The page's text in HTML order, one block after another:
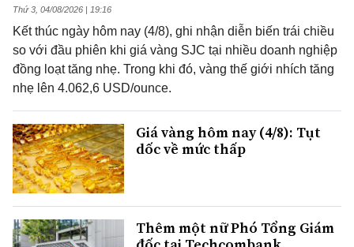
Thứ 3, 04/08/2026 | 19:16
Kết thúc ngày hôm nay (4/8), ghi nhận diễn biến trái chiều
so với đầu phiên khi giá vàng SJC tại nhiều doanh nghiệp
đồng loạt tăng nhẹ. Trong khi đó, vàng thế giới nhích tăng
nhẹ lên 4.062,6 USD/ounce.
Giá vàng hôm nay (4/8): Tụt
dốc về mức thấp
Thêm một nữ Phó Tổng Giám